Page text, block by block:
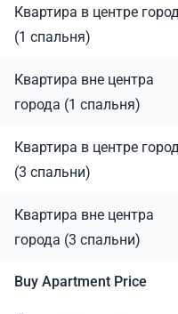
Квартира в центре
(1 спальня)
Квартира вне центра
города (1 спальня)
Квартира в центре
(3 спальни)
Квартира вне центра
города (3 спальни)
Buy Apartment Price